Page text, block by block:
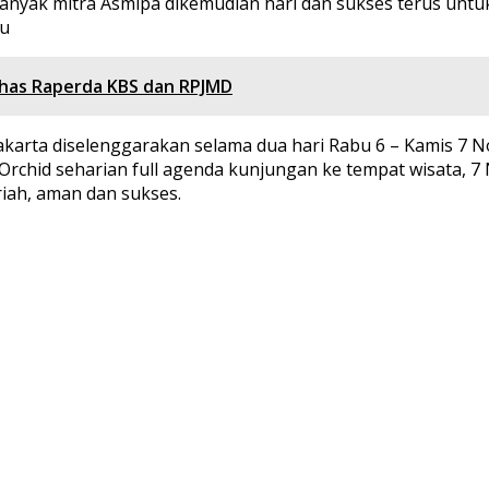
Raperda KBS dan RPJMD
diselenggarakan selama dua hari Rabu 6 – Kamis 7
seharian full agenda kunjungan ke tempat wisata, 7
aman dan sukses.